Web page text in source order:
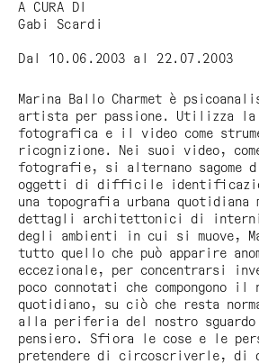
A CURA DI
Gabi Scardi
Dal 10.06.2003 al 22.07.2003
Marina Ballo Charmet è
artista per passione. Utilizza la
fotografica e il video come
ricognizione. Nei suoi video,
fotografie, si alternano sagome
oggetti di difficile
una topografia urbana quotidiana
dettagli architettonici di
degli ambienti in cui si muove,
tutto quello che può apparire
eccezionale, per concentrarsi
poco connotati che compongono il
quotidiano, su ciò che resta
alla periferia del nostro
pensiero. Sfiora le cose e le
pretendere di circoscriverle, di